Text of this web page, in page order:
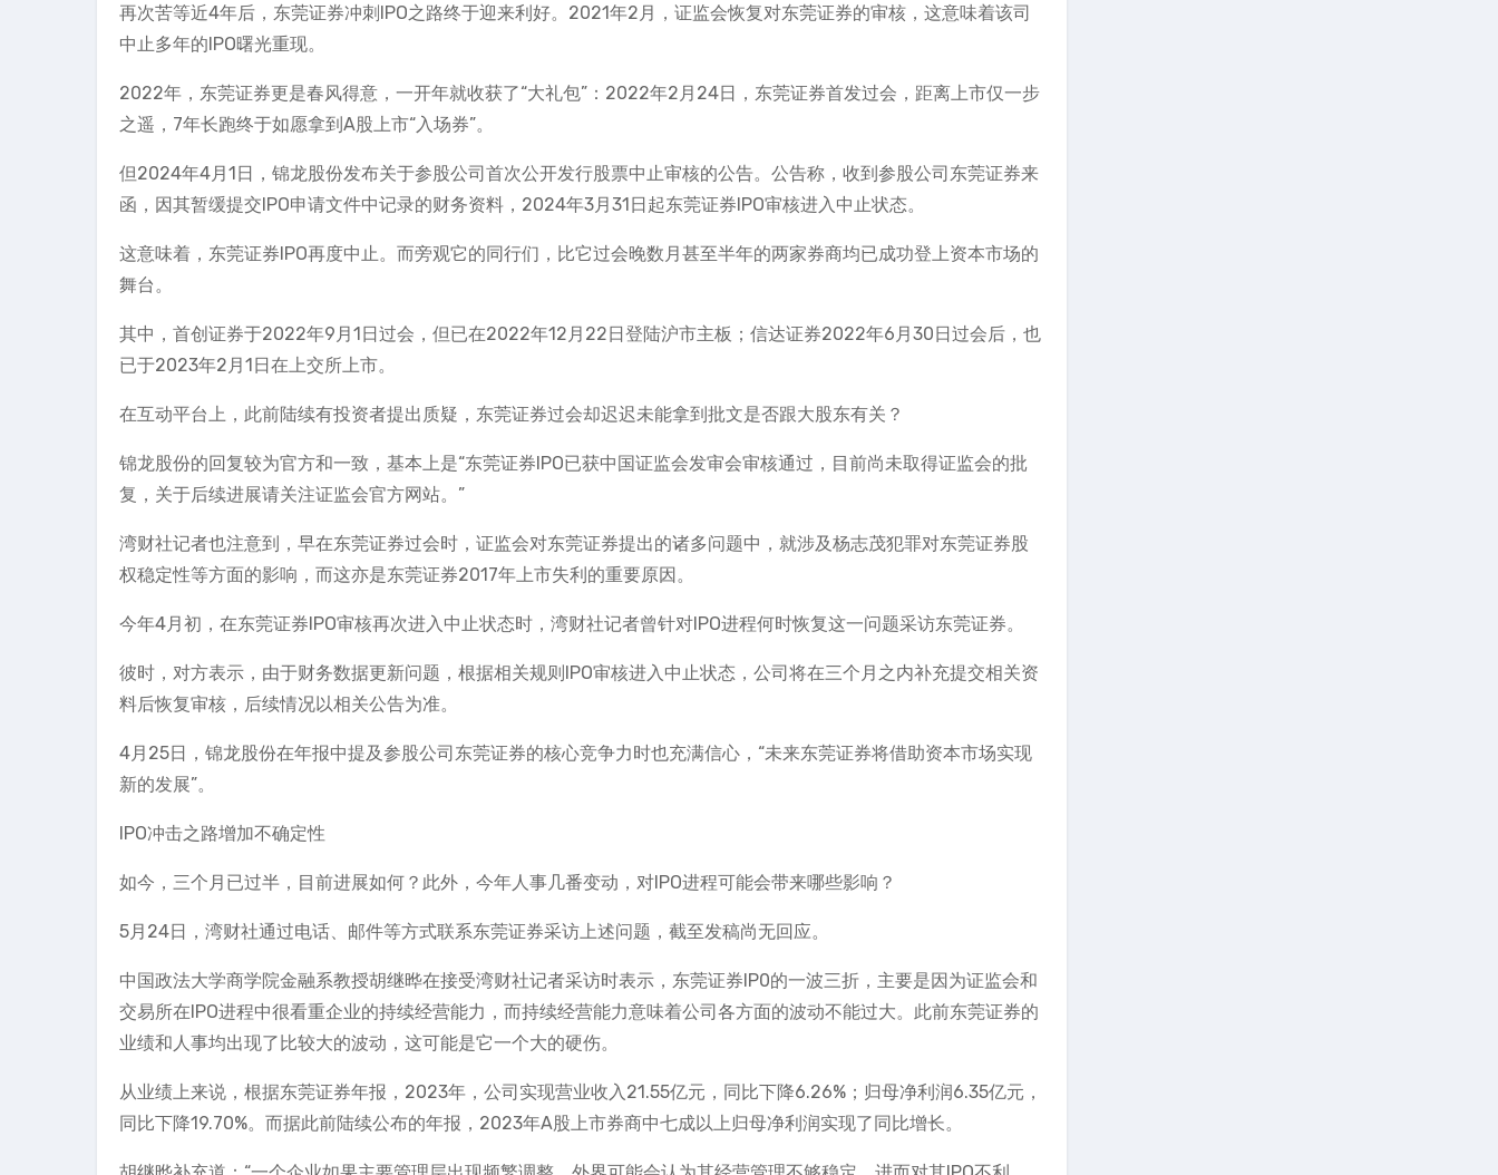
再次苦等近4年后，东莞证券冲刺IPO之路终于迎来利好。2021年2月，证监会恢复对东莞证券的审核，这意味着该司
中止多年的IPO曙光重现。
2022年，东莞证券更是春风得意，一开年就收获了“大礼包”：2022年2月24日，东莞证券首发过会，距离上市仅一步
之遥，7年长跑终于如愿拿到A股上市“入场券”。
但2024年4月1日，锦龙股份发布关于参股公司首次公开发行股票中止审核的公告。公告称，收到参股公司东莞证券来
函，因其暂缓提交IPO申请文件中记录的财务资料，2024年3月31日起东莞证券IPO审核进入中止状态。
这意味着，东莞证券IPO再度中止。而旁观它的同行们，比它过会晚数月甚至半年的两家券商均已成功登上资本市场的
舞台。
其中，首创证券于2022年9月1日过会，但已在2022年12月22日登陆沪市主板；信达证券2022年6月30日过会后，也
已于2023年2月1日在上交所上市。
在互动平台上，此前陆续有投资者提出质疑，东莞证券过会却迟迟未能拿到批文是否跟大股东有关？
锦龙股份的回复较为官方和一致，基本上是“东莞证券IPO已获中国证监会发审会审核通过，目前尚未取得证监会的批
复，关于后续进展请关注证监会官方网站。”
湾财社记者也注意到，早在东莞证券过会时，证监会对东莞证券提出的诸多问题中，就涉及杨志茂犯罪对东莞证券股
权稳定性等方面的影响，而这亦是东莞证券2017年上市失利的重要原因。
今年4月初，在东莞证券IPO审核再次进入中止状态时，湾财社记者曾针对IPO进程何时恢复这一问题采访东莞证券。
彼时，对方表示，由于财务数据更新问题，根据相关规则IPO审核进入中止状态，公司将在三个月之内补充提交相关资
料后恢复审核，后续情况以相关公告为准。
4月25日，锦龙股份在年报中提及参股公司东莞证券的核心竞争力时也充满信心，“未来东莞证券将借助资本市场实现
新的发展”。
IPO冲击之路增加不确定性
如今，三个月已过半，目前进展如何？此外，今年人事几番变动，对IPO进程可能会带来哪些影响？
5月24日，湾财社通过电话、邮件等方式联系东莞证券采访上述问题，截至发稿尚无回应。
中国政法大学商学院金融系教授胡继晔在接受湾财社记者采访时表示，东莞证券IP0的一波三折，主要是因为证监会和
交易所在IPO进程中很看重企业的持续经营能力，而持续经营能力意味着公司各方面的波动不能过大。此前东莞证券的
业绩和人事均出现了比较大的波动，这可能是它一个大的硬伤。
从业绩上来说，根据东莞证券年报，2023年，公司实现营业收入21.55亿元，同比下降6.26%；归母净利润6.35亿元，
同比下降19.70%。而据此前陆续公布的年报，2023年A股上市券商中七成以上归母净利润实现了同比增长。